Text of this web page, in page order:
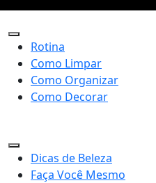
Rotina
Como Limpar
Como Organizar
Como Decorar
Dicas de Beleza
Faça Você Mesmo